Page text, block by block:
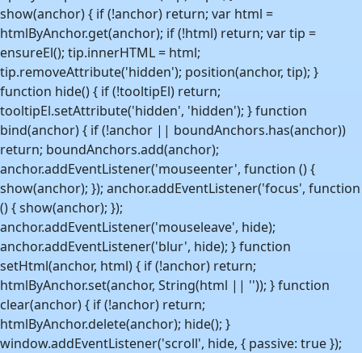
show(anchor) { if (!anchor) return; var html =
htmlByAnchor.get(anchor); if (!html) return; var tip =
ensureEl(); tip.innerHTML = html;
tip.removeAttribute('hidden'); position(anchor, tip); }
function hide() { if (!tooltipEl) return;
tooltipEl.setAttribute('hidden', 'hidden'); } function
bind(anchor) { if (!anchor || boundAnchors.has(anchor))
return; boundAnchors.add(anchor);
anchor.addEventListener('mouseenter', function () {
show(anchor); }); anchor.addEventListener('focus', function
() { show(anchor); });
anchor.addEventListener('mouseleave', hide);
anchor.addEventListener('blur', hide); } function
setHtml(anchor, html) { if (!anchor) return;
htmlByAnchor.set(anchor, String(html || '')); } function
clear(anchor) { if (!anchor) return;
htmlByAnchor.delete(anchor); hide(); }
window.addEventListener('scroll', hide, { passive: true });